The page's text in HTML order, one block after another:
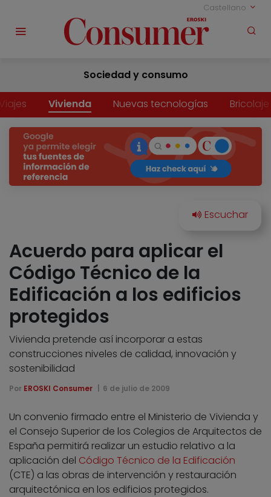
Castellano
Sociedad y consumo
Vivienda Nuevas tecnologías Bricolaje
Acuerdo para aplicar el
Código Técnico de la
Edificación a los edificios
protegidos
Vivienda pretende así incorporar a estas
construcciones niveles de calidad, innovación y
sostenibilidad
Por EROSKI Consumer 6 de julio de 2009
Un convenio firmado entre el Ministerio de Vivienda y
el Consejo Superior de los Colegios de Arquitectos de
España permitirá realizar un estudio relativo a la
aplicación del Código Técnico de la Edificación
(CTE) a las obras de intervención y restauración
arquitectónica en los edificios protegidos.